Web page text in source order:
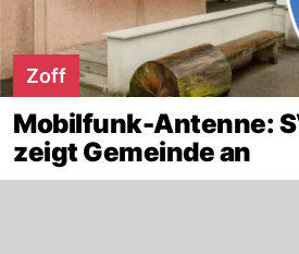
Zoff
Mobilfunk-Antenne:
zeigt Gemeinde an